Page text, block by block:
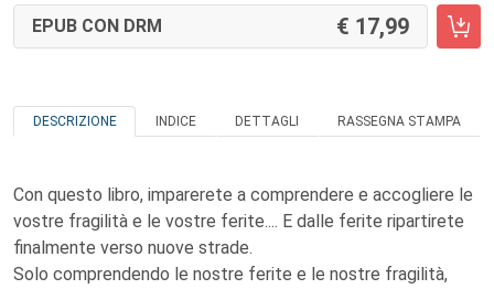
EPUB CON DRM 17,99
DESCRIZIONE INDICE DETTAGLI RASSEGNA STAMPA
Con questo libro, imparerete a comprendere e accogliere le
vostre fragilità e le vostre ferite.... E dalle ferite ripartirete
finalmente verso nuove strade.
Solo comprendendo le nostre ferite e le nostre fragilità,